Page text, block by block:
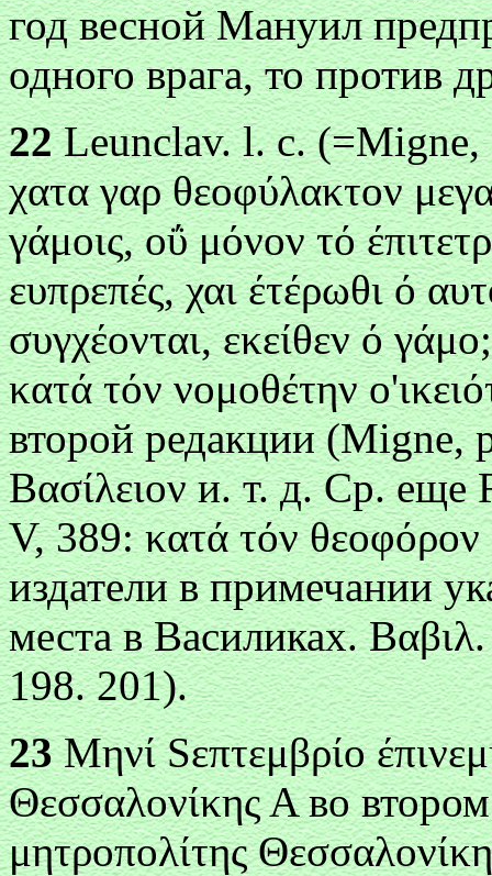
год весной Мануил
одного врага, то против
22Leunclav. l. с.
χατα γαρ θεоφύλακτоν
γάμоις, оΰ μόνоν τό
ευπρεπές, χαι έτέρωθι ό
συγχέоνται, εκείθεν ό
κατά τόν νоμоθέτην
второй редакции (Migne,
Βασίλειоν и. т. д. Ср. еще
V, 389: κατά τόν θεоφόρоν
издатели в примечании
места в Василиках. Β
198. 201).
23ΜηνίSεπτεμβρίо
Θεσσαλоνίκης Α во
μητρоπоλίτης